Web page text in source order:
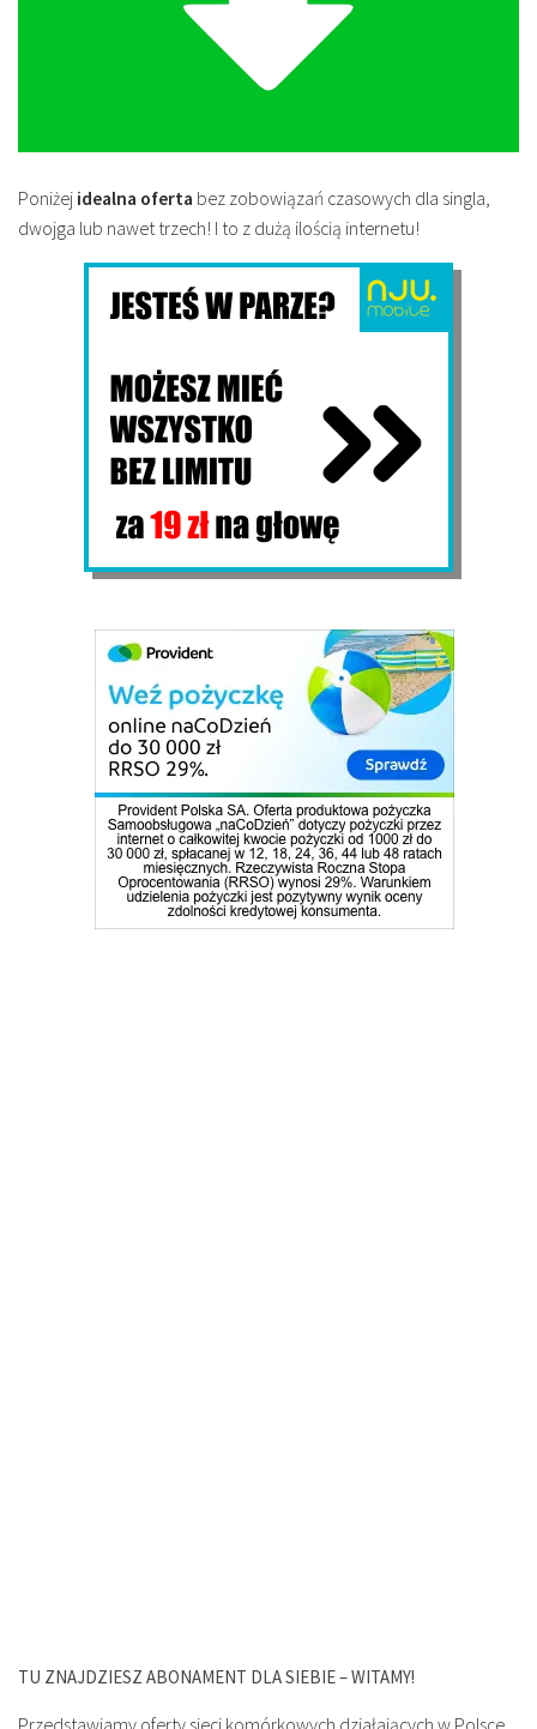
Poniżej idealna oferta bez zobowiązań czasowych dla singla,
dwojga lub nawet trzech! I to z dużą ilością internetu!
TU ZNAJDZIESZ ABONAMENT DLA SIEBIE – WITAMY!